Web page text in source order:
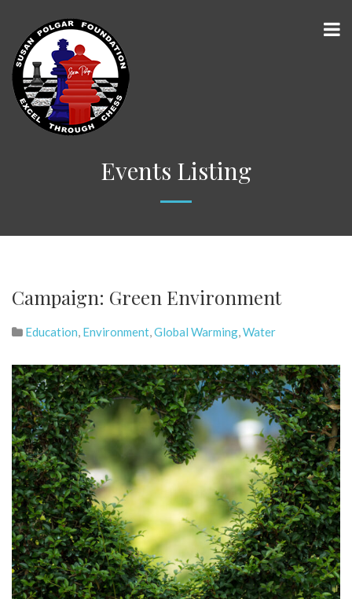
Events Listing
Campaign: Green Environment
Education, Environment,Global Warming,Water